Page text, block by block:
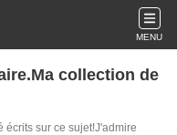
MENU
collection de
écrits sur ce sujet!J'admire